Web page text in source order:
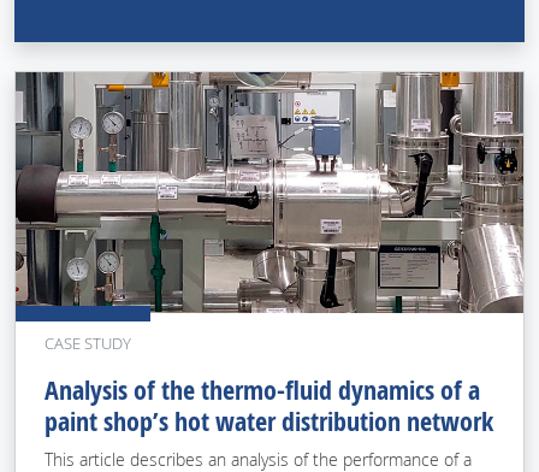
CASE STUDY
Analysis of the thermo-fluid dynamics of a
paint shop’s hot water distribution network
This article describes an analysis of the performance of a